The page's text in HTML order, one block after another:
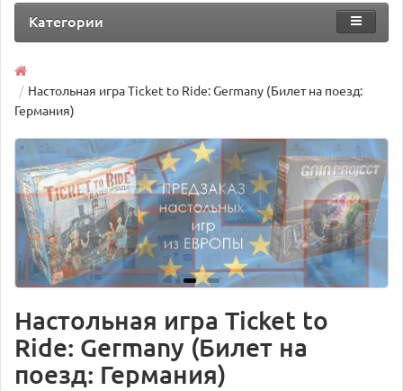
Категории
Настольная игра Ticket to Ride: Germany (Билет на поезд:
Германия)
Настольная игра Ticket to
Ride: Germany (Билет на
поезд: Германия)